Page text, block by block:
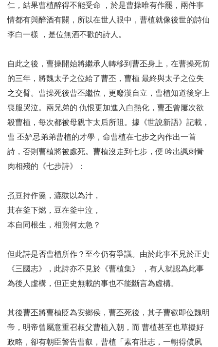
仁，結果曹植醉得不能受命 ，於是曹操唯有作罷，兩件事
情都有與醉酒有關，所以在世人眼中，曹植就像後世的詩仙
李白一樣 ，是位無酒不歡的詩人。
自此之後，曹操開始將繼承人轉移到曹丕身上，在曹操死前
的三年，將魏太子之位給了曹丕，曹植 最終與太子之位失
之交臂。曹操死後曹丕繼位，更廢漢自立，曹植知道後穿上
喪服哭泣。兩兄弟的 仇恨更加進入白熱化，曹丕曾屢次欲
殺曹植，每次都被母親卞太后所阻。據《世說新語》記載，
曹 丕妒忌弟弟曹植的才學，命曹植在七步之內作出一首
詩，否則曹植將被處死。曹植沒走到七步，便 吟出諷刺骨
肉相殘的《七步詩》：
煮豆持作羹，漉豉以為汁，
萁在釜下燃，豆在釜中泣，
本自同根生，相煎何太急？
但此詩是否曹植所作？至今仍有爭議。由於此事不見於正史
《三國志》，此詩亦不見於《曹植集》 ，有人就認為此事
為後人虛構，但正史無載的事也不能斷言為虛構。
其後曹丕將曹植貶為安鄉侯，曹丕死後，其子曹叡即位魏明
帝，明帝曾屬意重召叔父曹植入朝，而 曹植甚至也草擬好
政略，卻有朝臣警告曹叡，曹植「素有壯志，一朝得償夙